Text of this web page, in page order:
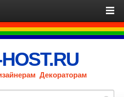
Декораторам